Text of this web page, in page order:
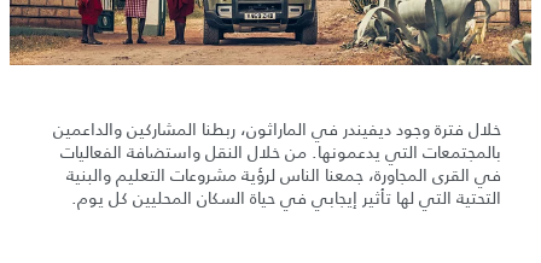
خلال فترة وجود ديفيندر في الماراثون، ربطنا المشاركين والداعمين
بالمجتمعات التي يدعمونها. من خلال النقل واستضافة الفعاليات
في القرى المجاورة، جمعنا الناس لرؤية مشروعات التعليم والبنية
التحتية التي لها تأثير إيجابي في حياة السكان المحليين كل يوم.